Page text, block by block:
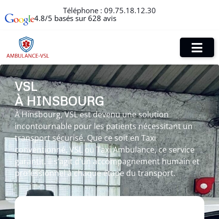
Téléphone : 09.75.18.12.30
4.8/5 basés sur 628 avis
VSL
À HINSBOURG
À Hinsbourg, VSL est devenu une solution
incontournable pour les patients nécessitant un
transport sécurisé. Que ce soit en Taxi
conventionné, VSL ou Taxi Ambulance, ce service
garantit. Il s’agit d’un accompagnement humain et
professionnel à chaque étape du transport.